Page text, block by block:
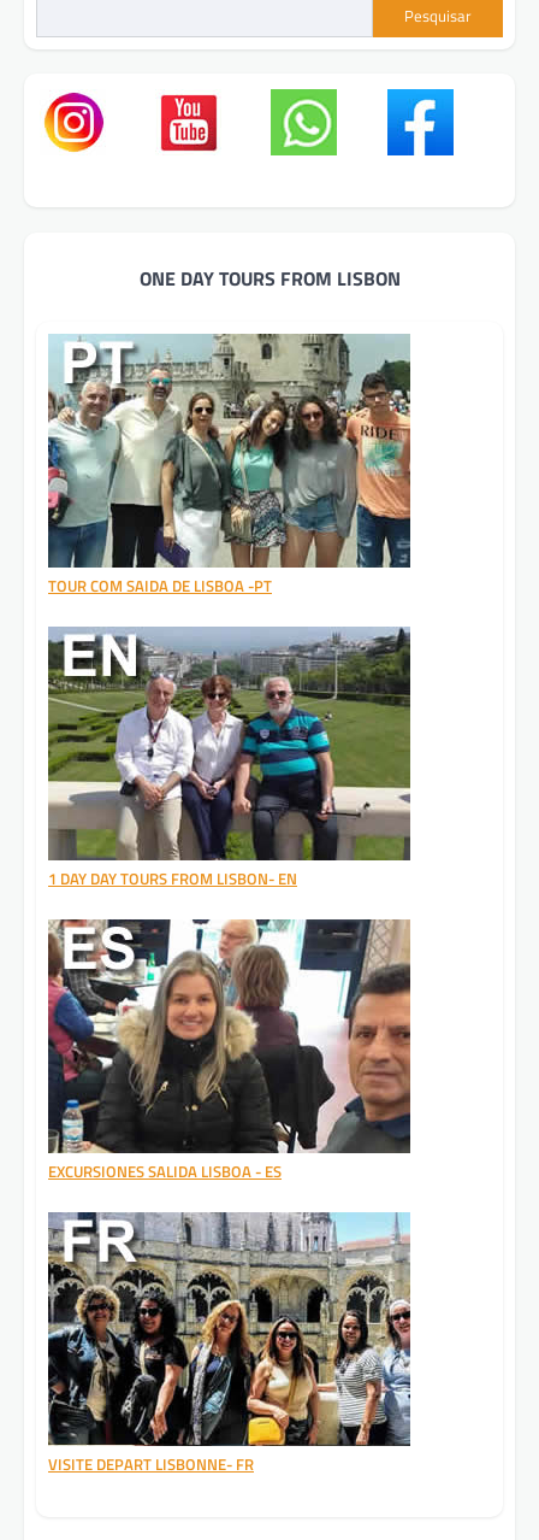
Pesquisar
ONE DAY TOURS FROM LISBON
TOUR COM SAIDA DE LISBOA -PT
1 DAY DAY TOURS FROM LISBON- EN
EXCURSIONES SALIDA LISBOA - ES
VISITE DEPART LISBONNE- FR